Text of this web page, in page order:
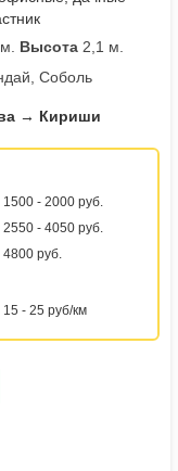
Высота 2,1 м.
Соболь
→ Кириши
1500 - 2000 руб.
2550 - 4050 руб.
4800 руб.
15 - 25 руб/км